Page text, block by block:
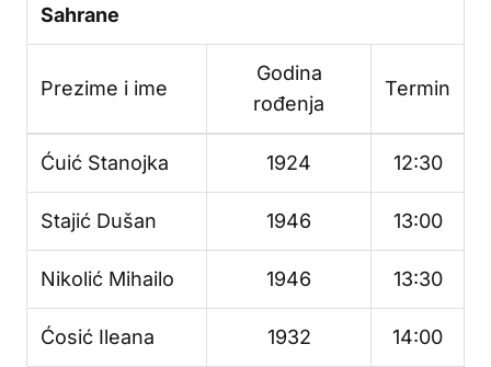
Sahrane
Prezime i ime
Godina
rođenja
Termin
Ćuić Stanojka 1924 12:30
Stajić Dušan 1946 13:00
Nikolić Mihailo 1946 13:30
Ćosić Ileana 1932 14:00